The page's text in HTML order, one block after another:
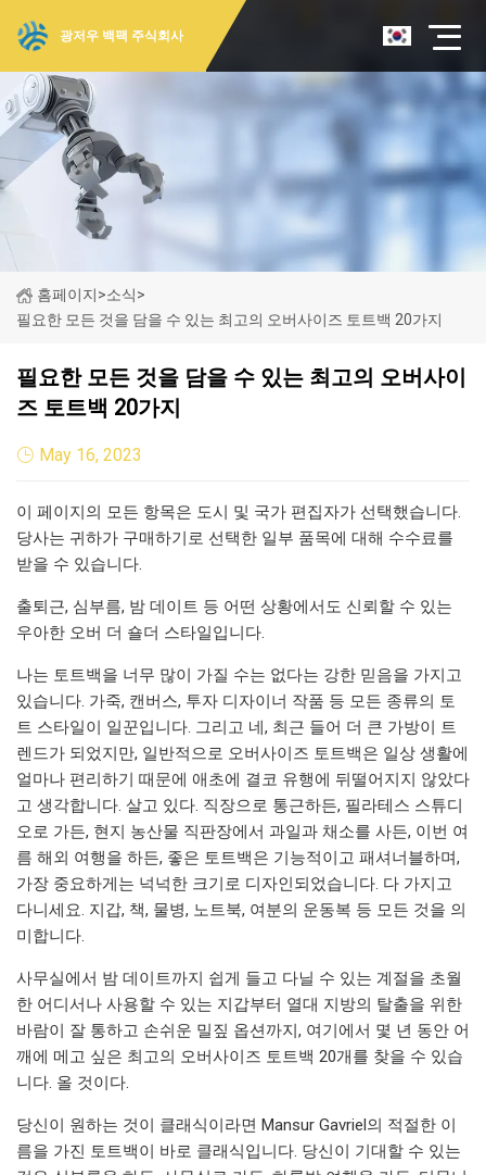
광저우 백팩 주식회사
홈페이지>소식>
필요한 모든 것을 담을 수 있는 최고의 오버사이즈 토트백 20가지
필요한 모든 것을 담을 수 있는 최고의 오버사이
즈 토트백 20가지
May 16, 2023
이 페이지의 모든 항목은 도시 및 국가 편집자가 선택했습니다.
당사는 귀하가 구매하기로 선택한 일부 품목에 대해 수수료를
받을 수 있습니다.
출퇴근, 심부름, 밤 데이트 등 어떤 상황에서도 신뢰할 수 있는
우아한 오버 더 숄더 스타일입니다.
나는 토트백을 너무 많이 가질 수는 없다는 강한 믿음을 가지고
있습니다. 가죽, 캔버스, 투자 디자이너 작품 등 모든 종류의 토
트 스타일이 일꾼입니다. 그리고 네, 최근 들어 더 큰 가방이 트
렌드가 되었지만, 일반적으로 오버사이즈 토트백은 일상 생활에
얼마나 편리하기 때문에 애초에 결코 유행에 뒤떨어지지 않았다
고 생각합니다. 살고 있다. 직장으로 통근하든, 필라테스 스튜디
오로 가든, 현지 농산물 직판장에서 과일과 채소를 사든, 이번 여
름 해외 여행을 하든, 좋은 토트백은 기능적이고 패셔너블하며,
가장 중요하게는 넉넉한 크기로 디자인되었습니다. 다 가지고
다니세요. 지갑, 책, 물병, 노트북, 여분의 운동복 등 모든 것을 의
미합니다.
사무실에서 밤 데이트까지 쉽게 들고 다닐 수 있는 계절을 초월
한 어디서나 사용할 수 있는 지갑부터 열대 지방의 탈출을 위한
바람이 잘 통하고 손쉬운 밀짚 옵션까지, 여기에서 몇 년 동안 어
깨에 메고 싶은 최고의 오버사이즈 토트백 20개를 찾을 수 있습
니다. 올 것이다.
당신이 원하는 것이 클래식이라면 Mansur Gavriel의 적절한 이
름을 가진 토트백이 바로 클래식입니다. 당신이 기대할 수 있는